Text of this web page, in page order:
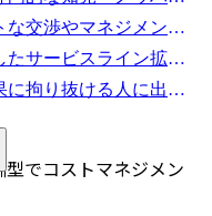
定量的な分析のみならず、ウェットな交渉やマネジメントに要諦がある
蓄積された知見・ノウハウを活かしたサービスライン拡充を狙う
コンサル経験の有無を問わず、結果に拘り抜ける人に出会いたい
でコストマネジメン